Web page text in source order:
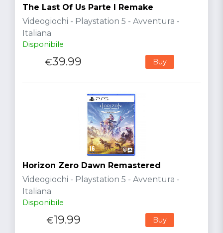
The Last Of Us Parte I Remake
Videogiochi - Playstation 5 - Avventura -
Italiana
Disponibile
€39.99 Buy
Horizon Zero Dawn Remastered
Videogiochi - Playstation 5 - Avventura -
Italiana
Disponibile
€19.99 Buy